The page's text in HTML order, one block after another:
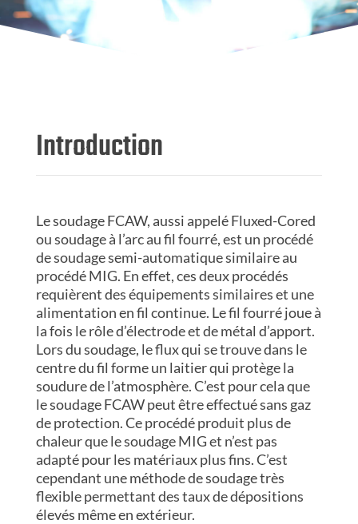
Introduction
Le soudage FCAW, aussi appelé Fluxed-Cored
ou soudage à l’arc au fil fourré, est un procédé
de soudage semi-automatique similaire au
procédé MIG. En effet, ces deux procédés
requièrent des équipements similaires et une
alimentation en fil continue. Le fil fourré joue à
la fois le rôle d’électrode et de métal d’apport.
Lors du soudage, le flux qui se trouve dans le
centre du fil forme un laitier qui protège la
soudure de l’atmosphère. C’est pour cela que
le soudage FCAW peut être effectué sans gaz
de protection. Ce procédé produit plus de
chaleur que le soudage MIG et n’est pas
adapté pour les matériaux plus fins. C’est
cependant une méthode de soudage très
flexible permettant des taux de dépositions
élevés même en extérieur.